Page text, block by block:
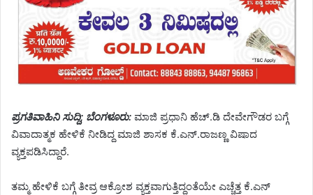
ಪ್ರಗತಿವಾಹಿನಿ ಸುದ್ದಿ; ಬೆಂಗಳೂರು: ಮಾಜಿ ಪ್ರಧಾನಿ ಹೆಚ್.ಡಿ ದೇವೇಗೌಡರ ಬಗ್ಗೆ
ವಿವಾದಾತ್ಮಕ ಹೇಳಿಕೆ ನೀಡಿದ್ದ ಮಾಜಿ ಶಾಸಕ ಕೆ.ಎನ್.ರಾಜಣ್ಣ ವಿಷಾದ
ವ್ಯಕ್ತಪಡಿಸಿದ್ದಾರೆ.
ತಮ್ಮ ಹೇಳಿಕೆ ಬಗ್ಗೆ ತೀವ್ರ ಆಕ್ರೋಶ ವ್ಯಕ್ತವಾಗುತ್ತಿದ್ದಂತೆಯೇ ಎಚ್ಚೆತ್ತ ಕೆ.ಎನ್